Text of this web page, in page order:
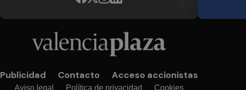
Publicidad Contacto Acceso accionistas
Aviso legal Política de privacidad Cookies